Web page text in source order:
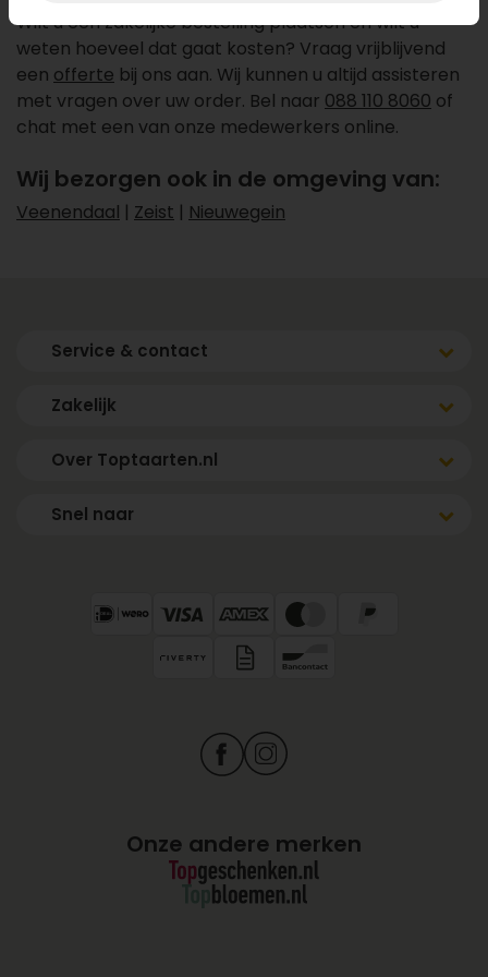
Wilt u een zakelijke bestelling plaatsen en wilt u
weten hoeveel dat gaat kosten? Vraag vrijblijvend
een offerte bij ons aan. Wij kunnen u altijd assisteren
met vragen over uw order. Bel naar 088 110 8060 of
chat met een van onze medewerkers online.
Wij bezorgen ook in de omgeving van:
Veenendaal | Zeist | Nieuwegein
Service & contact
Zakelijk
Over Toptaarten.nl
Snel naar
Onze andere merken